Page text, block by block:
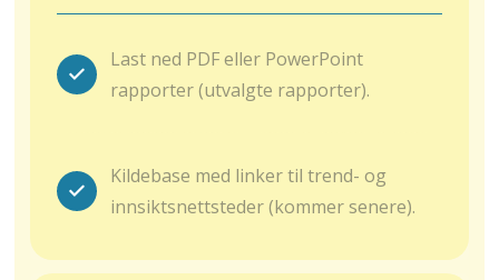
Last ned PDF eller PowerPoint
rapporter (utvalgte rapporter).
Kildebase med linker til trend- og
innsiktsnettsteder (kommer senere).